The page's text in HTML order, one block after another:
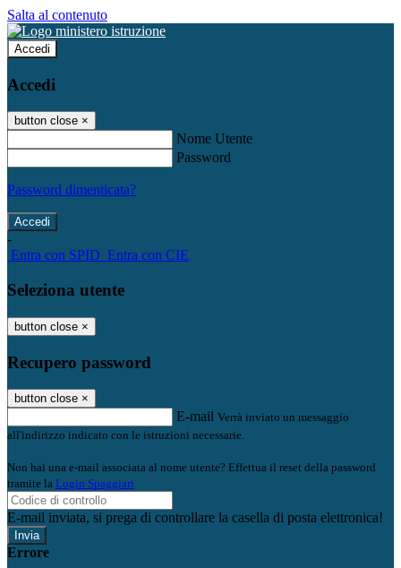
Salta al contenuto
Accedi
Accedi
button close ×
Nome Utente
Password
Password dimenticata?
-
Entra con SPID Entra con CIE
Seleziona utente
button close ×
Recupero password
button close ×
E-mail Verrà inviato un messaggio
all'indirizzo indicato con le istruzioni necessarie.
Non hai una e-mail associata al nome utente? Effettua il reset della password
tramite la Login Spaggiari
E-mail inviata, si prega di controllare la casella di posta elettronica!
Errore